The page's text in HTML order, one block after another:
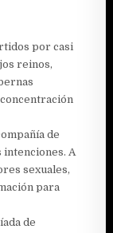
por casi
reinos,
de
intenciones. A
sexuales,
para
de